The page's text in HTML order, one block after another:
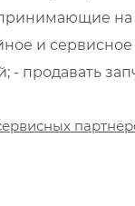
и
- продавать